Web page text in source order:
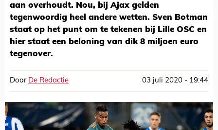
aan overhoudt. Nou, bij Ajax gelden
tegenwoordig heel andere wetten. Sven Botman
staat op het punt om te tekenen bij Lille OSC en
hier staat een beloning van dik 8 miljoen euro
tegenover.
Door De Redactie 03 juli 2020 - 19:44